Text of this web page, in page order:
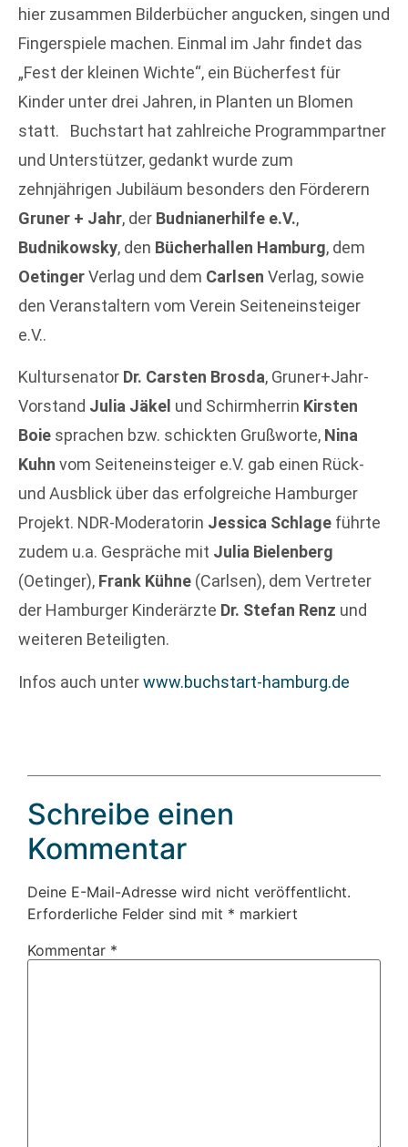
hier zusammen Bilderbücher angucken, singen und
Fingerspiele machen. Einmal im Jahr findet das
„Fest der kleinen Wichte“, ein Bücherfest für
Kinder unter drei Jahren, in Planten un Blomen
statt. Buchstart hat zahlreiche Programmpartner
und Unterstützer, gedankt wurde zum
zehnjährigen Jubiläum besonders den Förderern
Gruner + Jahr, der Budnianerhilfe e.V.,
Budnikowsky, den Bücherhallen Hamburg, dem
OetingerVerlag und dem Carlsen Verlag, sowie
den Veranstaltern vom Verein Seiteneinsteiger
e.V..
Kultursenator Dr. Carsten Brosda, Gruner+Jahr-
Vorstand Julia Jäkel und Schirmherrin Kirsten
Boie sprachen bzw. schickten Grußworte, Nina
Kuhn vom Seiteneinsteiger e.V. gab einen Rück-
und Ausblick über das erfolgreiche Hamburger
Projekt. NDR-Moderatorin Jessica Schlage führte
zudem u.a. Gespräche mit Julia Bielenberg
(Oetinger), Frank Kühne (Carlsen), dem Vertreter
der Hamburger Kinderärzte Dr. Stefan Renz und
weiteren Beteiligten.
Infos auch unterwww.buchstart-hamburg.de
Schreibe einen
Kommentar
Deine E-Mail-Adresse wird nicht veröffentlicht.
Erforderliche Felder sind mit * markiert
Kommentar *